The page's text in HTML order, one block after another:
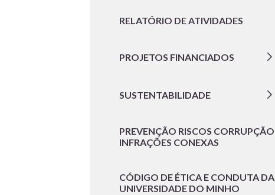
RELATÓRIO DE ATIVIDADES
PROJETOS FINANCIADOS
SUSTENTABILIDADE
PREVENÇÃO RISCOS CORRUPÇÃO
INFRAÇÕES CONEXAS
CÓDIGO DE ÉTICA E CONDUTA DA
UNIVERSIDADE DO MINHO